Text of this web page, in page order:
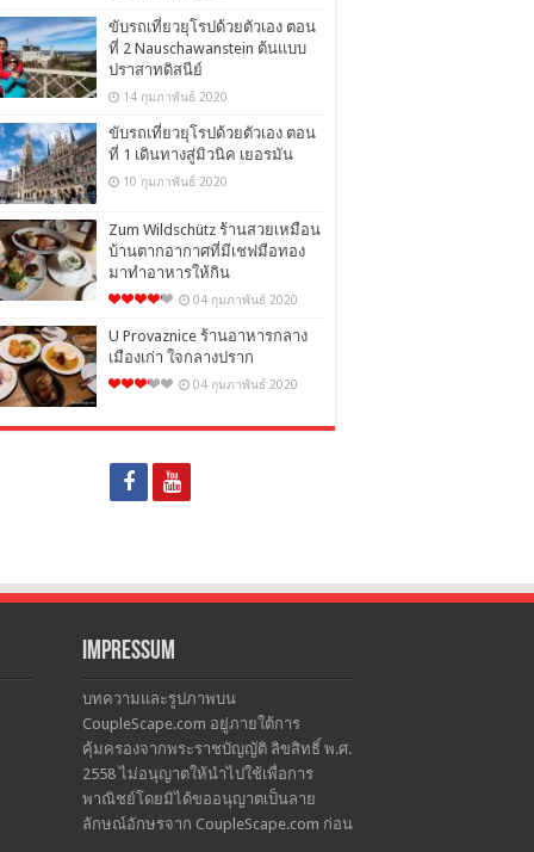
ขับรถเที่ยวยุโรปด้วยตัวเอง ตอน
ที่ 2 Nauschawanstein ต้นแบบ
ปราสาทดิสนีย์
14 กุมภาพันธ์ 2020
ขับรถเที่ยวยุโรปด้วยตัวเอง ตอน
ที่ 1 เดินทางสู่มิวนิค เยอรมัน
10 กุมภาพันธ์ 2020
Zum Wildschütz ร้านสวยเหมือน
บ้านตากอากาศที่มีเชฟมือทอง
มาทำอาหารให้กิน
04 กุมภาพันธ์ 2020
U Provaznice ร้านอาหารกลาง
เมืองเก่า ใจกลางปราก
04 กุมภาพันธ์ 2020
Impressum
บทความและรูปภาพบน
CoupleScape.com อยู่ภายใต้การ
คุ้มครองจากพระราชบัญญัติ ลิขสิทธิ์ พ.ศ.
2558 ไม่อนุญาตให้นำไปใช้เพื่อการ
พาณิชย์โดยมิได้ขออนุญาตเป็นลาย
ลักษณ์อักษรจาก CoupleScape.com ก่อน